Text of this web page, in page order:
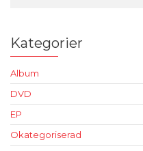
Kategorier
Album
DVD
EP
Okategoriserad